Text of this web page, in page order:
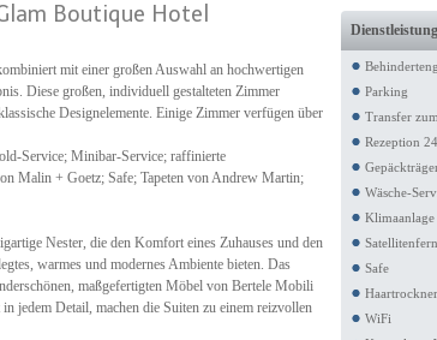
Boutique Hotel
mit einer großen Auswahl an hochwertigen
Diese großen, individuell gestalteten Zimmer
Designelemente. Einige Zimmer verfügen über
Service; Minibar-Service; raffinierte
Malin + Goetz; Safe; Tapeten von Andrew Martin;
Nester, die den Komfort eines Zuhauses und den
warmes und modernes Ambiente bieten. Das
maßgefertigten Möbel von Bertele Mobili
jedem Detail, machen die Suiten zu einem reizvollen
Parking
Transfer
Rezeption
Wäsche-
Klimaanlage
Safe
Haartrockner
WiFi